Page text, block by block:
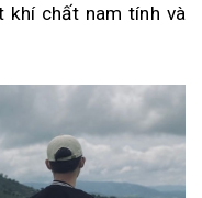
chất nam tính và